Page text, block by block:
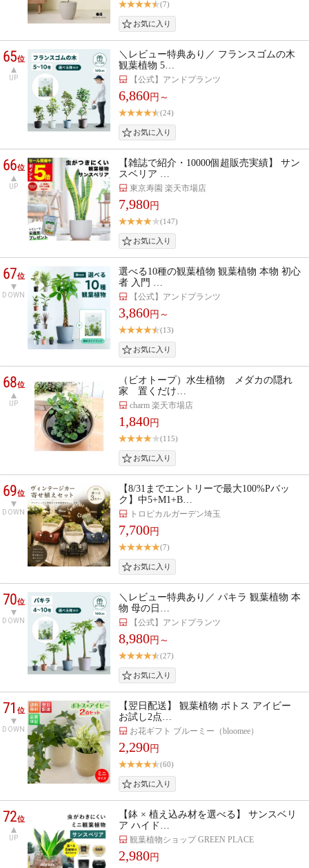
(7)
65位
UP
＼レビュー特典あり／ フランスゴムの木
観葉植物 5…
【公式】アンドプランツ
6,860円～
(24)
66位
UP
【雑誌で紹介・10000個超販売実績】 サン
スベリア …
東京寿園 楽天市場店
7,980円
(147)
67位
DOWN
選べる10種の観葉植物 観葉植物 本物 初心
者 入門 …
【公式】アンドプランツ
3,860円～
(13)
68位
UP
（ビオトープ）水生植物 メダカの隠れ
家 置くだけ…
charm 楽天市場店
1,840円
(115)
69位
DOWN
【8/31までエントリーで最大100%Pバッ
ク】中5+M1+B…
トロピカルガーデン埼玉
7,700円
(7)
70位
DOWN
＼レビュー特典あり／ パキラ 観葉植物 本
物 母の日…
【公式】アンドプランツ
8,980円～
(27)
71位
DOWN
【翌日配送】 観葉植物 ポトス アイビー
お試し2点…
お花ギフト ブルーミー（bloomee）
2,290円
(60)
72位
UP
【鉢 × 植え込み材を選べる】 サンスベリ
ア ハイド…
観葉植物ショップ GREEN PLACE
2,980円